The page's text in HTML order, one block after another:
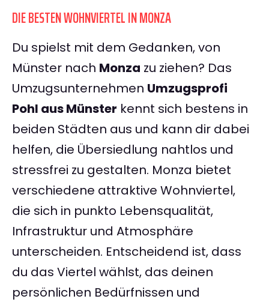
DIE BESTEN WOHNVIERTEL IN MONZA
Du spielst mit dem Gedanken, von
Münster nach Monza zu ziehen? Das
Umzugsunternehmen Umzugsprofi
Pohl aus Münster kennt sich bestens in
beiden Städten aus und kann dir dabei
helfen, die Übersiedlung nahtlos und
stressfrei zu gestalten. Monza bietet
verschiedene attraktive Wohnviertel,
die sich in punkto Lebensqualität,
Infrastruktur und Atmosphäre
unterscheiden. Entscheidend ist, dass
du das Viertel wählst, das deinen
persönlichen Bedürfnissen und